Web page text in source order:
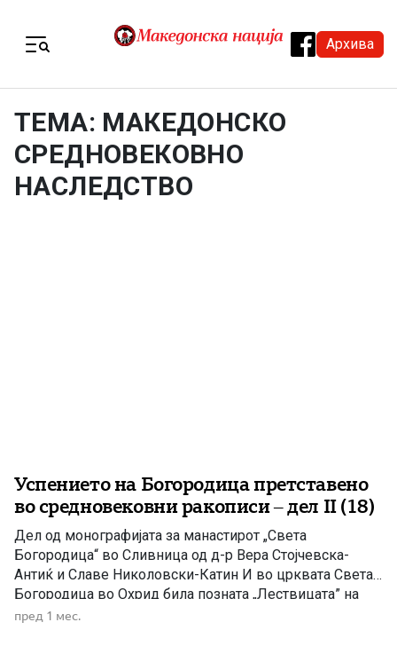
Архива
ТЕМА: МАКЕДОНСКО
СРЕДНОВЕКОВНО
НАСЛЕДСТВО
Успението на Богородица претставено
во средновековни ракописи – дел II (18)
Дел од монографијата за манастирот „Света
Богородица“ во Сливница од д-р Вера Стојчевска-
Антиќ и Славе Николовски-Катин И во црквата Света
Богородица во Охрид била позната „Лествицата” на
Јоан Лествичник, во 1360 година. Во неа биле
пред 1 мес.